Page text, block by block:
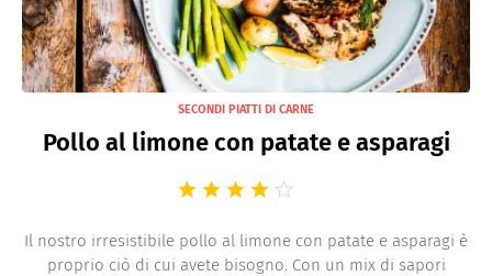
SECONDI PIATTI DI CARNE
Pollo al limone con patate e asparagi
Il nostro irresistibile pollo al limone con patate e asparagi è
proprio ciò di cui avete bisogno. Con un mix di sapori